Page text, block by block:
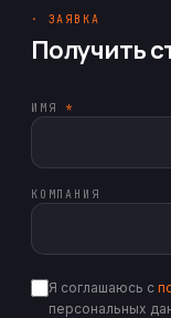
· ЗАЯВКА
Получить
ИМЯ *
КОМПАНИЯ
Я соглашаюсь с
персональных